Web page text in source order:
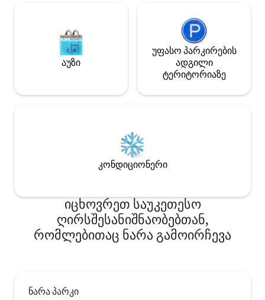
Ისიამოვნეთ საჭმლის ერთად
მომზადებით, ბაღის ყურებით და
ჩაძირული მაგიდის გარშემო
შეკრებით ცხელი ქოთნისთვის! Არის
ორი უნიტაზი და ორი საშხაპე ოთახი.
არ არის, მაგრამ გაგვიხარდება, თუ
საძინებლებია, სულ 3 ოთახი (4 ოთახი,
თუ დიდ იაპონურ სტილში მოწყობილ
ოთახს გაყოფთ). Მას ადამიანების
რაოდენობის მიხედვით მოვამზადებთ.
გარემოში, მათ
ვუტოვებთ და
თითქმის ყველა
შეძენა.)
ნიშიმურას
ნარა‑ჩოში
საკუთარი
აუზი
უფასო პარკირების
ადგილი
ტერიტორიაზე
კონდიციონერი
იცხოვრეთ საუკეთესო
ღირსშესანიშნაობებთან,
რომლებითაც ნარა გამოირჩევა
ნარა პარკი